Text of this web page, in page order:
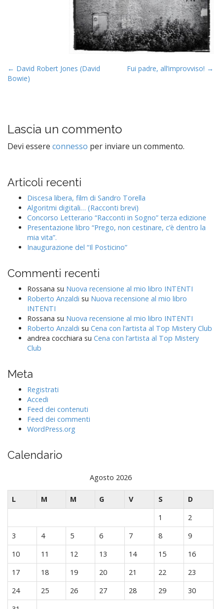
v
t
o
← David Robert Jones (David
Bowie)
Fui padre, all’improvviso! →
Lascia un commento
Devi essere connesso per inviare un commento.
Articoli recenti
Discesa libera, film di Sandro Torella
Algoritmi digitali… (Racconti brevi)
Concorso Letterario “Racconti in Sogno” terza edizione
Presentazione libro “Prego, non cestinare, c’è dentro la
mia vita”.
Inaugurazione del “Il Posticino”
Commenti recenti
Rossana su Nuova recensione al mio libro INTENTI
Roberto Anzaldi su Nuova recensione al mio libro
INTENTI
Rossana su Nuova recensione al mio libro INTENTI
Roberto Anzaldi su Cena con l’artista al Top Mistery Club
andrea cocchiara su Cena con l’artista al Top Mistery
Club
Meta
Registrati
Accedi
Feed dei contenuti
Feed dei commenti
WordPress.org
Calendario
Agosto 2026
L M M G V S
D
1
2
3
4 5 6 7 8
9
10
11 12 13 14 15
16
17
18 19 20 21 22
23
24
25 26 27 28 29
30